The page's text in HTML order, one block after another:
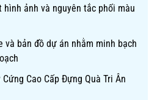
hình ảnh và nguyên tắc phối màu
và bản đồ dự án nhằm minh bạch
Cao Cấp Đựng Quà Tri Ân